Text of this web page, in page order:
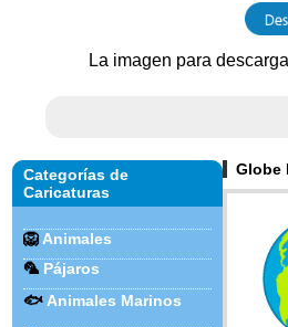
La imagen para
Categorías de
Caricaturas
🦁 Animales
🦜 Pájaros
🐟 Animales Marinos
Globe